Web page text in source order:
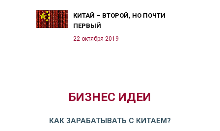
КИТАЙ – ВТОРОЙ, НО ПОЧТИ
ПЕРВЫЙ
22 октября 2019
БИЗНЕС ИДЕИ
КАК ЗАРАБАТЫВАТЬ С КИТАЕМ?